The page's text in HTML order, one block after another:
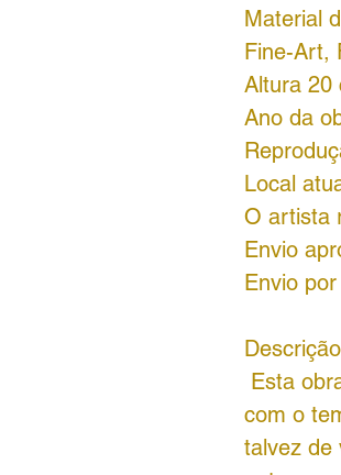
Material
Fine-Art,
Altura 20
Ano da
Local
O artista
Envio
Envio
Esta
com o
talvez de